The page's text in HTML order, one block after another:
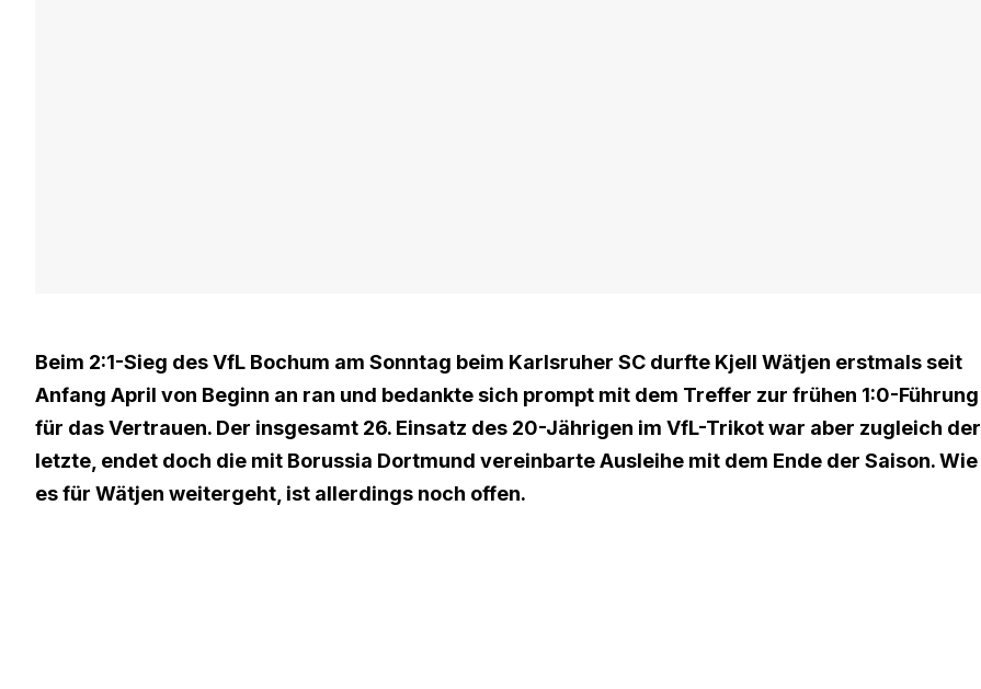
Beim 2:1-Sieg des VfL Bochum am Sonntag beim Karlsruher SC durfte Kjell Wätjen erstmals seit
Anfang April von Beginn an ran und bedankte sich prompt mit dem Treffer zur frühen 1:0-Führung
für das Vertrauen. Der insgesamt 26. Einsatz des 20-Jährigen im VfL-Trikot war aber zugleich der
letzte, endet doch die mit Borussia Dortmund vereinbarte Ausleihe mit dem Ende der Saison. Wie
es für Wätjen weitergeht, ist allerdings noch offen.